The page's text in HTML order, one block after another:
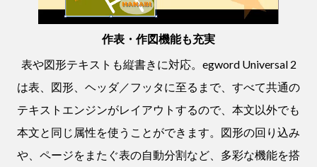
作表・作図機能も充実
表や図形テキストも縦書きに対応。egword Universal 2
は表、図形、ヘッダ／フッタに至るまで、すべて共通の
テキストエンジンがレイアウトするので、本文以外でも
本文と同じ属性を使うことができます。図形の回り込み
や、ページをまたぐ表の自動分割など、多彩な機能を搭